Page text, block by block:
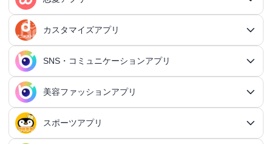
王道RPGアプリ
アクションRPGアプリ
シミュレーションRPGアプリ
ダンジョンRPGアプリ
MMORPGアプリ
放置系RPGアプリ
3Dアクションアプリ
アクションRPGアプリ
シミュレーションアプリ
シミュレーションアプリ総合
育成シミュレーションアプリ
戦略シミュレーションアプリ
箱庭シミュレーションアプリ
恋愛シミュレーションアプリ
対戦・協力ゲームアプリ
対戦・協力ゲームアプリ総合
オンライン対戦アプリ
協力・マルチプレイアプリ
シューティングゲームアプリ
FPSアプリ
アドベンチャーゲームアプリ
アドベンチャーゲームアプリ総合
パズル・脳トレアプリ
家計簿アプリ
ふるさと納税アプリ
貯金アプリ
スマホ決済アプリ
クレジットカードアプリ
投資アプリ
日記アプリ
交換日記アプリ
写真カレンダーアプリ
行動記録アプリ
行動記録アプリ総合
習慣化アプリ
ポイ活アプリ
ポイ活アプリ総合
レシートポイ活アプリ
スケジューラ・時計アプリ
ライフログアプリ
タスク管理アプリ
タスク管理アプリ総合
個人タスク管理アプリ
タスク共有アプリ
プロジェクト管理アプリ
QRコードアプリ
QRコード作成アプリ
OCRアプリ
OCRアプリ総合
翻訳カメラアプリ
議事録アプリ
議事録アプリ総合
顧客管理アプリ
恋愛アプリ総合
マッチングアプリ
マッチングアプリ総合
20代向けマッチングアプリ
30代向けマッチングアプリ
出会いアプリ
カップルアプリ
カップルアプリ総合
カスタマイズアプリ
カスタマイズアプリ総合
IFTTTアプリ
オートクリッカーアプリ
ネットワークアプリ
SNS・コミュニケーションアプリ
SNS・コミュニケーションアプリ総合
SNSアプリ
美容ファッションアプリ
美容ファッションアプリ総合
スポーツアプリ